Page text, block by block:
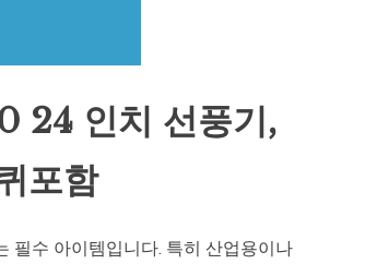
24 인치 선풍기,
포함
필수 아이템입니다. 특히 산업용이나